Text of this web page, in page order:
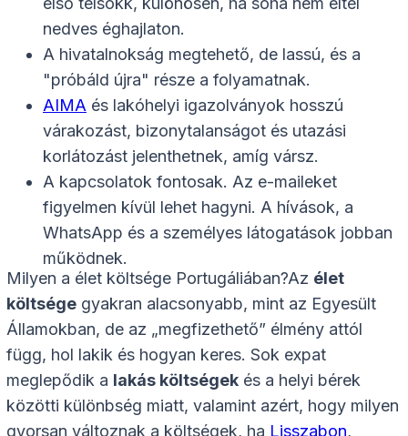
nedves éghajlaton.
A hivatalnokság megtehető, de lassú, és a
"próbáld újra" része a folyamatnak.
AIMA és lakóhelyi igazolványok hosszú
várakozást, bizonytalanságot és utazási
korlátozást jelenthetnek, amíg vársz.
A kapcsolatok fontosak. Az e-maileket
figyelmen kívül lehet hagyni. A hívások, a
WhatsApp és a személyes látogatások jobban
működnek.
Milyen a élet költsége Portugáliában?Az élet
költsége gyakran alacsonyabb, mint az Egyesült
Államokban, de az „megfizethető” élmény attól
függ, hol lakik és hogyan keres. Sok expat
meglepődik a lakás költségek és a helyi bérek
közötti különbség miatt, valamint azért, hogy milyen
gyorsan változnak a költségek, ha Lisszabon,